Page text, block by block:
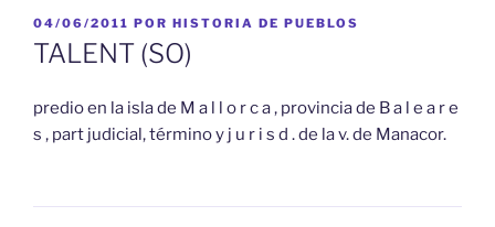
PUBLICADO
EL
04/06/2011 POR HISTORIA DE PUEBLOS
TALENT (SO)
predio en la isla de M a l l o r c a , provincia de B a l e a r e
s , part judicial, término y j u r i s d . de la v. de Manacor.